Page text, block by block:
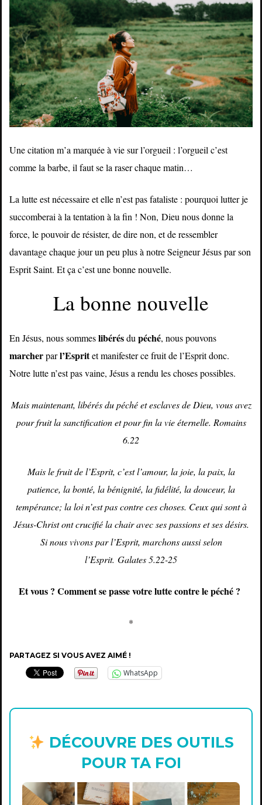
Une citation m’a marquée à vie sur l’orgueil : l’orgueil c’est
comme la barbe, il faut se la raser chaque matin…
La lutte est nécessaire et elle n’est pas fataliste : pourquoi lutter je
succomberai à la tentation à la fin ! Non, Dieu nous donne la
force, le pouvoir de résister, de dire non, et de ressembler
davantage chaque jour un peu plus à notre Seigneur Jésus par son
Esprit Saint. Et ça c’est une bonne nouvelle.
La bonne nouvelle
En Jésus, nous sommeslibérésdupéché, nous pouvons
marcherparl’Espritet manifester ce fruit de l’Esprit donc.
Notre lutte n’est pas vaine, Jésus a rendu les choses possibles.
Mais maintenant, libérés du péché et esclaves de Dieu, vous avez
pour fruit la sanctification et pour fin la vie éternelle. Romains
6.22
Mais le fruit de l’Esprit, c’est l’amour, la joie, la paix, la
patience, la bonté, la bénignité, la fidélité, la douceur, la
tempérance; la loi n’est pas contre ces choses. Ceux qui sont à
Jésus-Christ ont crucifié la chair avec ses passions et ses désirs.
Si nous vivons par l’Esprit, marchons aussi selon
l’Esprit. Galates 5.22-25
Et vous ? Comment se passe votre lutte contre le péché ?
*
PARTAGEZ SI VOUS AVEZ AIMÉ !
WhatsApp
DÉCOUVRE DES OUTILS
POUR TA FOI